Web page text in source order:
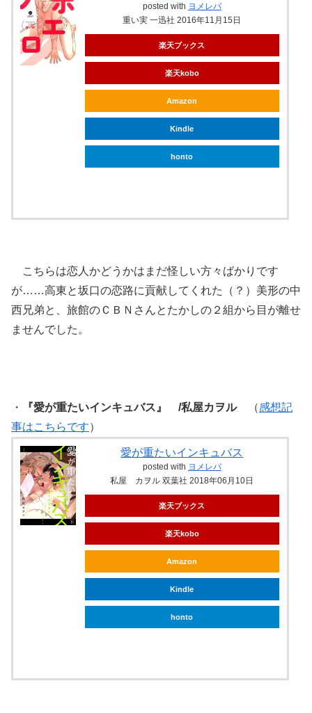
posted with ヨメレバ
重い実 一迅社 2016年11月15日
楽天ブックス
楽天kobo
Amazon
Kindle
honto
こちらは恋人かどうかはまだ怪しい方々ばかりです
が……高東と坂口の恋路に貢献してくれた（？）美形の中
西兄弟と、旅館のＣＢＮさんとたかしの２組から目が離せ
ませんでした。
・ 『愛が重たいインキュバス』 /私屋カヲル（感想記
事はこちらです）
愛が重たいインキュバス
posted with ヨメレバ
私屋 カヲル 双葉社 2018年06月10日
楽天ブックス
楽天kobo
Amazon
Kindle
honto